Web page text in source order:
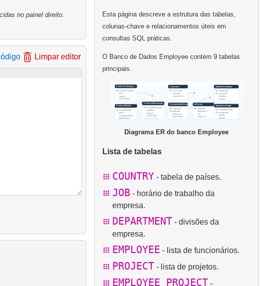
no painel direito.
Limpar editor
Esta página descreve a estrutura das tabelas,
colunas-chave e relacionamentos úteis em
consultas SQL práticas.
O Banco de Dados Employee contém 9 tabelas
principais.
Diagrama ER do banco Employee
Lista de tabelas
COUNTRY - tabela de países.
JOB - horário de trabalho da
empresa.
DEPARTMENT - divisões da
empresa.
EMPLOYEE - lista de funcionários.
PROJECT - lista de projetos.
EMPLOYEE_PROJECT -